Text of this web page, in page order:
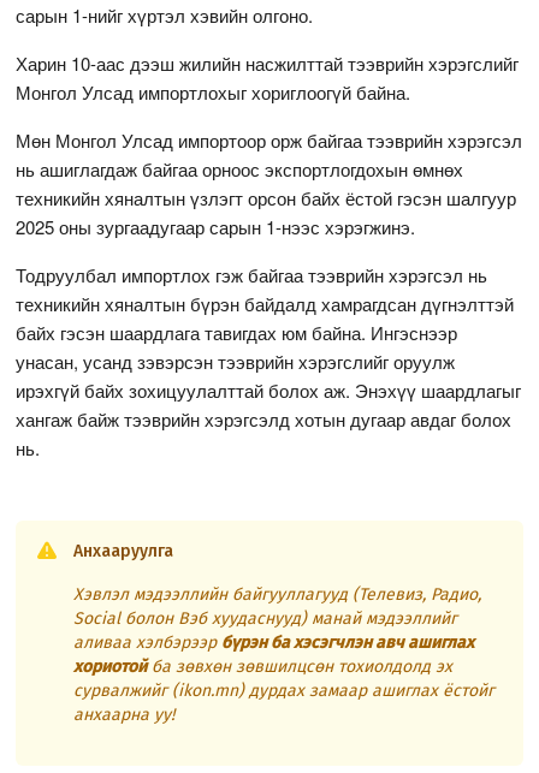
сарын 1-нийг хүртэл хэвийн олгоно.
Харин 10-аас дээш жилийн насжилттай тээврийн хэрэгслийг
Монгол Улсад импортлохыг хориглоогүй байна.
Мөн Монгол Улсад импортоор орж байгаа тээврийн хэрэгсэл
нь ашиглагдаж байгаа орноос экспортлогдохын өмнөх
техникийн хяналтын үзлэгт орсон байх ёстой гэсэн шалгуур
2025 оны зургаадугаар сарын 1-нээс хэрэгжинэ.
Тодруулбал импортлох гэж байгаа тээврийн хэрэгсэл нь
техникийн хяналтын бүрэн байдалд хамрагдсан дүгнэлттэй
байх гэсэн шаардлага тавигдах юм байна. Ингэснээр
унасан, усанд зэвэрсэн тээврийн хэрэгслийг оруулж
ирэхгүй байх зохицуулалттай болох аж. Энэхүү шаардлагыг
хангаж байж тээврийн хэрэгсэлд хотын дугаар авдаг болох
нь.
Анхааруулга
Хэвлэл мэдээллийн байгууллагууд (Телевиз, Радио,
Social болон Вэб хуудаснууд) манай мэдээллийг
аливаа хэлбэрээр бүрэн ба хэсэгчлэн авч ашиглах
хориотойба зөвхөн зөвшилцсөн тохиолдолд эх
сурвалжийг (ikon.mn) дурдах замаар ашиглах ёстойг
анхаарна уу!